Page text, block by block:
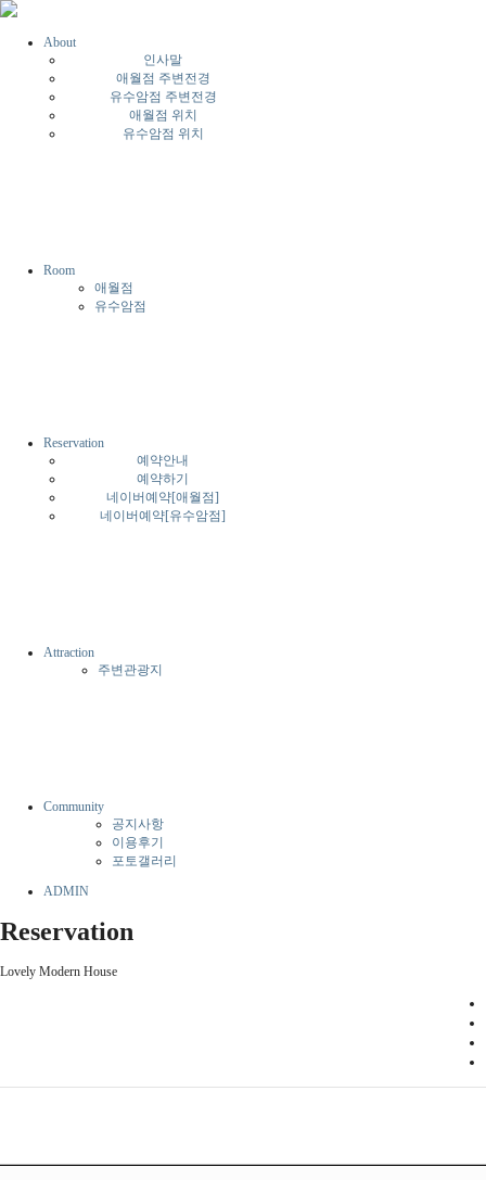
About
인사말
애월점 주변전경
유수암점 주변전경
애월점 위치
유수암점 위치
Room
애월점
유수암점
Reservation
예약안내
예약하기
네이버예약[애월점]
네이버예약[유수암점]
Attraction
주변관광지
Community
공지사항
이용후기
포토갤러리
ADMIN
Reservation
Lovely Modern House